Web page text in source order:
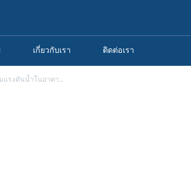
เกี่ยวกับเรา ติดต่อเรา
แรงดันน้ำในอาคา...